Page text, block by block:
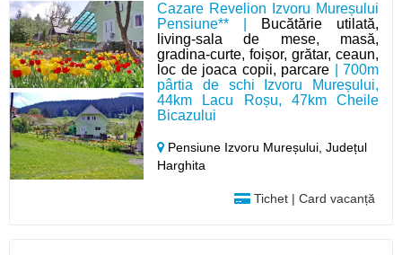
Cazare Revelion Izvoru Mureșului
Pensiune** |
Bucătărie utilată,
living-sala de mese, masă,
gradina-curte, foișor, grătar, ceaun,
loc de joaca copii, parcare | 700m
pârtia de schi Izvoru Mureșului,
44km Lacu Roșu, 47km Cheile
Bicazului
Pensiune Izvoru Mureșului,Județul
Harghita
Tichet | Card vacanță